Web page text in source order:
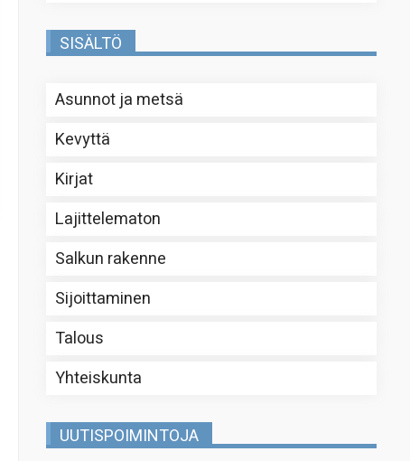
SISÄLTÖ
Asunnot ja metsä
Kevyttä
Kirjat
Lajittelematon
Salkun rakenne
Sijoittaminen
Talous
Yhteiskunta
UUTISPOIMINTOJA